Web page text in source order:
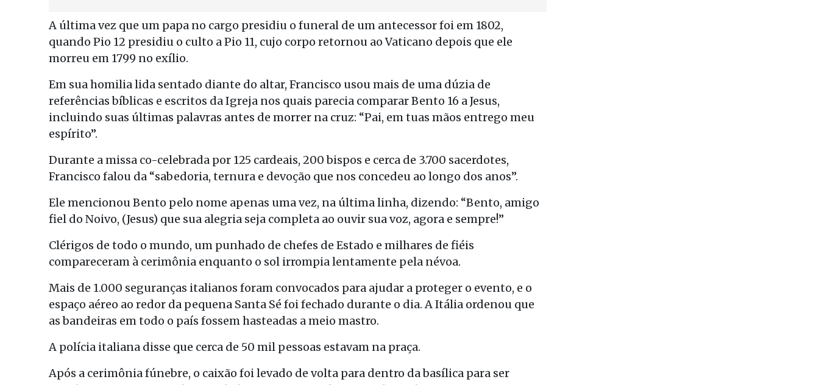
A última vez que um papa no cargo presidiu o funeral de um antecessor foi em 1802,
quando Pio 12 presidiu o culto a Pio 11, cujo corpo retornou ao Vaticano depois que ele
morreu em 1799 no exílio.
Em sua homilia lida sentado diante do altar, Francisco usou mais de uma dúzia de
referências bíblicas e escritos da Igreja nos quais parecia comparar Bento 16 a Jesus,
incluindo suas últimas palavras antes de morrer na cruz: “Pai, em tuas mãos entrego meu
espírito”.
Durante a missa co-celebrada por 125 cardeais, 200 bispos e cerca de 3.700 sacerdotes,
Francisco falou da “sabedoria, ternura e devoção que nos concedeu ao longo dos anos”.
Ele mencionou Bento pelo nome apenas uma vez, na última linha, dizendo: “Bento, amigo
fiel do Noivo, (Jesus) que sua alegria seja completa ao ouvir sua voz, agora e sempre!”
Clérigos de todo o mundo, um punhado de chefes de Estado e milhares de fiéis
compareceram à cerimônia enquanto o sol irrompia lentamente pela névoa.
Mais de 1.000 seguranças italianos foram convocados para ajudar a proteger o evento, e o
espaço aéreo ao redor da pequena Santa Sé foi fechado durante o dia. A Itália ordenou que
as bandeiras em todo o país fossem hasteadas a meio mastro.
A polícia italiana disse que cerca de 50 mil pessoas estavam na praça.
Após a cerimônia fúnebre, o caixão foi levado de volta para dentro da basílica para ser